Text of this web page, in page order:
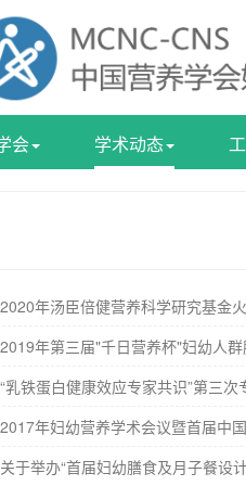
会 学术动态
2020年汤臣倍健营养科学研究基金
2019年第三届"千日营养杯"妇幼人
“乳铁蛋白健康效应专家共识”第三
2017年妇幼营养学术会议暨首届中
关于举办“首届妇幼膳食及月子餐设